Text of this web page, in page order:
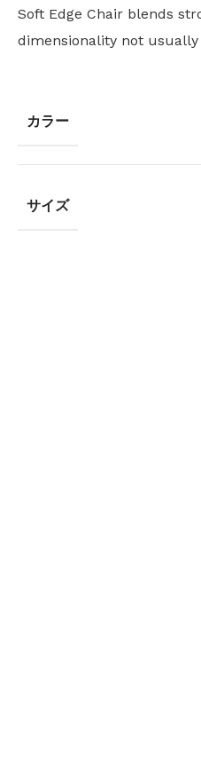
Soft Edge Chair blends
dimensionality not
カラー
サイズ